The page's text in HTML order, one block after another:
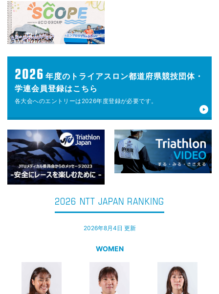
2026 年度の トライアスロン都道府県競技団体・
学連会員登録はこちら
各大会へのエントリーは 2026年度登録が必要です。
2026 NTT JAPAN RANKING
2026年8月4日 更新
WOMEN